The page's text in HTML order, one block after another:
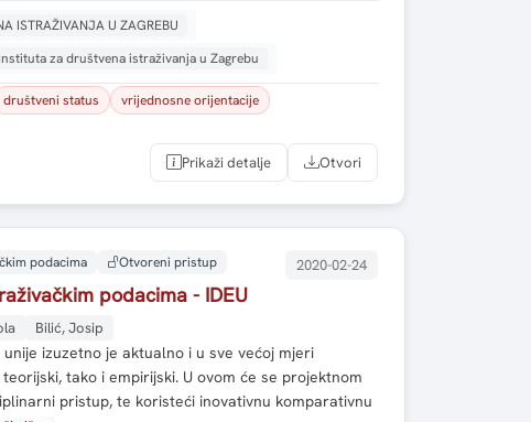
ISTRAŽIVANJA U ZAGREBU
za društvena istraživanja u Zagrebu
društveni status
vrijednosne orijentacije
Prikaži detalje Otvori
podacima Otvoreni pristup
podacima - IDEU
Bilić, Josip
2020-02-24
izuzetno je aktualno i u sve većoj mjeri
tako i empirijski. U ovom će se projektnom
pristup, te koristeći inovativnu komparativnu